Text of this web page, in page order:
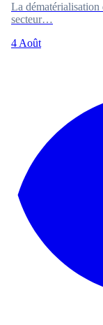
La
secteur…
4 Août